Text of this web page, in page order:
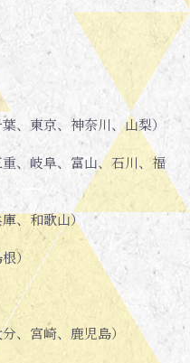
、東京、神奈川、山梨）
、岐阜、富山、石川、福
、和歌山）
）
、宮崎、鹿児島）